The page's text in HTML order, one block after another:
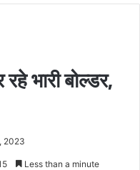
भारी बोल्डर,
2023
Less than a minute